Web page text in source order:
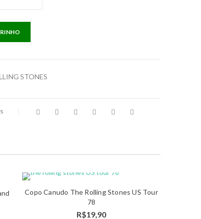
STONES
Detalhes
Copo Canudo The Rolling Stones US Tour
78
R$19,90